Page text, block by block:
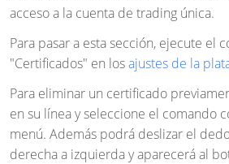
acceso a la cuenta de trading única.
Para pasar a esta sección, ejecute el
"Certificados" en losajustes de la
Para eliminar un certificado
en su línea y seleccione el comando
menú. Además podrá deslizar el
derecha a izquierda y aparecerá al